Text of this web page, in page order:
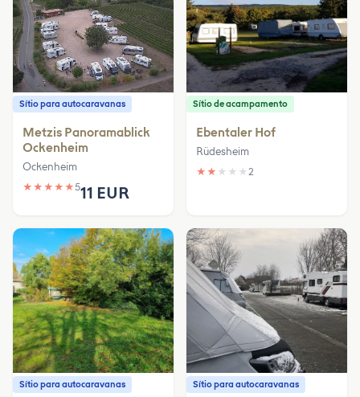
Sítio para autocaravanas
Metzis Panoramablick
Ockenheim
Ockenheim
★ ★ ★ ★ ★511 EUR
Sítio de acampamento
Ebentaler Hof
Rüdesheim
★ ★ ★ ★ ★ 2
Sítio para autocaravanas Sítio para autocaravanas